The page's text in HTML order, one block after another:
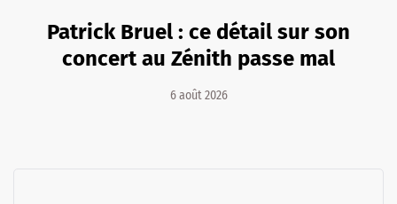
Patrick Bruel : ce détail sur son
concert au Zénith passe mal
6 août 2026